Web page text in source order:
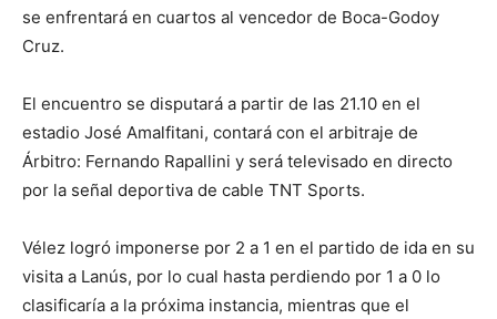
se enfrentará en cuartos al vencedor de Boca-Godoy
Cruz.
El encuentro se disputará a partir de las 21.10 en el
estadio José Amalfitani, contará con el arbitraje de
Árbitro: Fernando Rapallini y será televisado en directo
por la señal deportiva de cable TNT Sports.
Vélez logró imponerse por 2 a 1 en el partido de ida en su
visita a Lanús, por lo cual hasta perdiendo por 1 a 0 lo
clasificaría a la próxima instancia, mientras que el